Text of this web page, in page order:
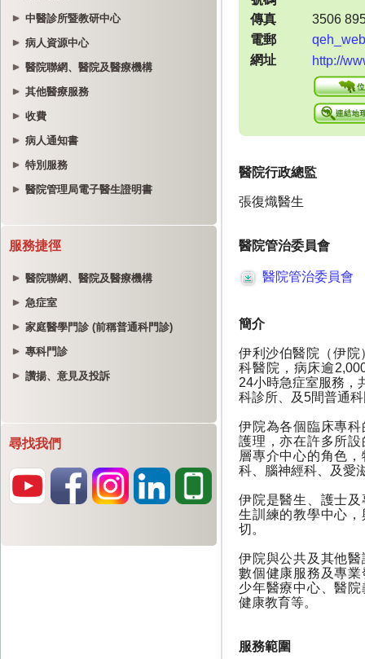
中醫診所暨教研中心
病人資源中心
醫院聯網、醫院及醫療機構
其他醫療服務
收費
病人通知書
特別服務
醫院管理局電子醫生證明書
服務捷徑
醫院聯網、醫院及醫療機構
急症室
家庭醫學門診 (前稱普通科門診)
專科門診
讚揚、意見及投訴
尋找我們